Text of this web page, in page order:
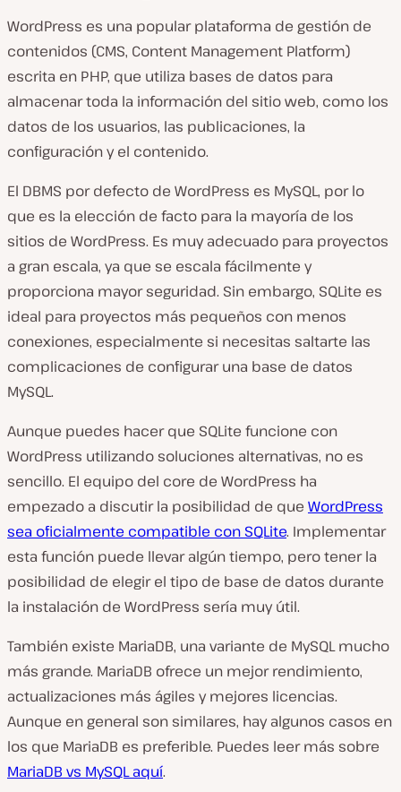
WordPress es una popular plataforma de gestión de
contenidos (CMS, Content Management Platform)
escrita en PHP, que utiliza bases de datos para
almacenar toda la información del sitio web, como los
datos de los usuarios, las publicaciones, la
configuración y el contenido.
El DBMS por defecto de WordPress es MySQL, por lo
que es la elección de facto para la mayoría de los
sitios de WordPress. Es muy adecuado para proyectos
a gran escala, ya que se escala fácilmente y
proporciona mayor seguridad. Sin embargo, SQLite es
ideal para proyectos más pequeños con menos
conexiones, especialmente si necesitas saltarte las
complicaciones de configurar una base de datos
MySQL.
Aunque puedes hacer que SQLite funcione con
WordPress utilizando soluciones alternativas, no es
sencillo. El equipo del core de WordPress ha
empezado a discutir la posibilidad de que WordPress
sea oficialmente compatible con SQLite. Implementar
esta función puede llevar algún tiempo, pero tener la
posibilidad de elegir el tipo de base de datos durante
la instalación de WordPress sería muy útil.
También existe MariaDB, una variante de MySQL mucho
más grande. MariaDB ofrece un mejor rendimiento,
actualizaciones más ágiles y mejores licencias.
Aunque en general son similares, hay algunos casos en
los que MariaDB es preferible. Puedes leer más sobre
MariaDB vs MySQL aquí.